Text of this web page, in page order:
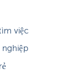
việc